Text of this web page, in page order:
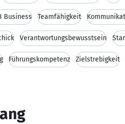
Business Teamfähigkeit
Verantwortungsbewusstsein
Führungskompetenz Zielstrebigkeit